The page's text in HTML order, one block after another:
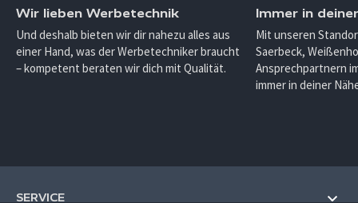
Wir lieben Werbetechnik
Und deshalb bieten wir dir nahezu alles aus
einer Hand, was der Werbetechniker braucht
– kompetent beraten wir dich mit Qualität.
Immer in
Mit unseren
Saerbeck,
Ansprechpartnern
immer in deiner
SERVICE